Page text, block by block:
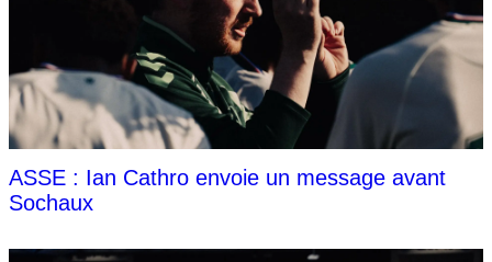
ASSE : Ian Cathro envoie un message avant
Sochaux